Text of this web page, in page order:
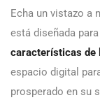
Echa un vistazo a
está diseñada
características de
espacio digital
prosperado en su